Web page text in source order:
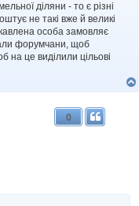
діляни - то є різні
не такі вже й великі
особа замовляє
форумчани, щоб
на це виділили цільові
0